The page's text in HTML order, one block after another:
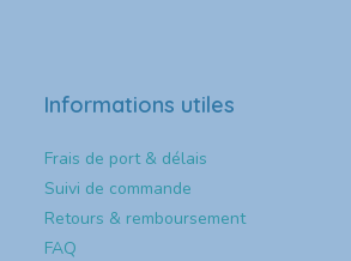
Informations utiles
Frais de port & délais
Suivi de commande
Retours & remboursement
FAQ